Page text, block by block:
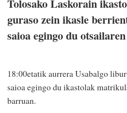
Tolosako Laskorain
guraso zein ikasle
saioa egingo du
18:00etatik aurrera Usabalgo
saioa egingo du ikastolak
barruan.